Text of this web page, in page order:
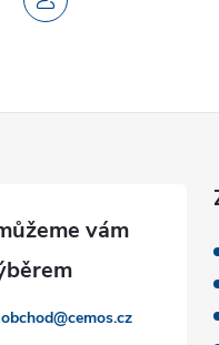
obchod@cemos.cz